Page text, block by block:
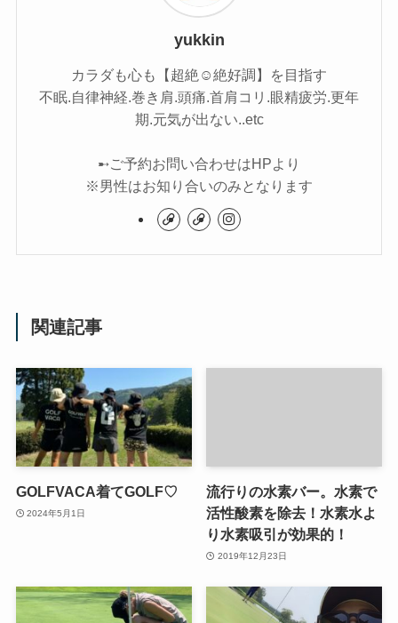
yukkin
カラダも心も【超絶☺︎絶好調】を目指す
不眠.自律神経.巻き肩.頭痛.首肩コリ.眼精疲労.更年
期.元気が出ない..etc
➸ご予約お問い合わせはHPより
※男性はお知り合いのみとなります
関連記事
GOLFVACA着てGOLF♡
2024年5月1日
流行りの水素バー。水素で
活性酸素を除去！水素水よ
り水素吸引が効果的！
2019年12月23日